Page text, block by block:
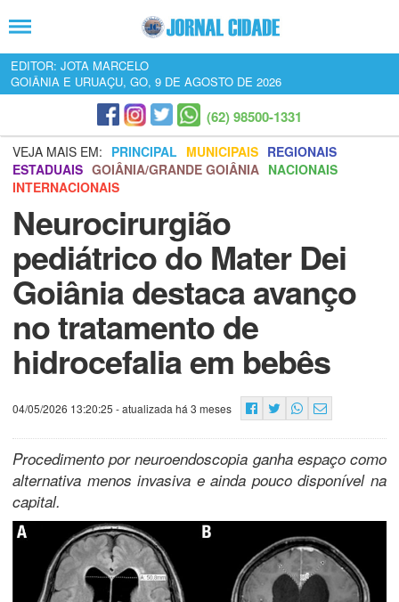
EDITOR: JOTA MARCELO
GOIÂNIA E URUAÇU, GO, 9 DE AGOSTO DE 2026
(62) 98500-1331
VEJA MAIS EM: PRINCIPAL MUNICIPAIS REGIONAIS
ESTADUAIS GOIÂNIA/GRANDE GOIÂNIA NACIONAIS
INTERNACIONAIS
Neurocirurgião
pediátrico do Mater Dei
Goiânia destaca avanço
no tratamento de
hidrocefalia em bebês
04/05/2026 13:20:25 - atualizada há 3 meses
Procedimento por neuroendoscopia ganha espaço como
alternativa menos invasiva e ainda pouco disponível na
capital.